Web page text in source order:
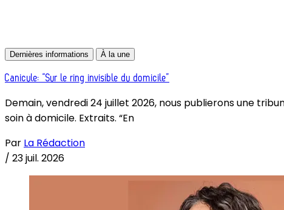
Dernières informations À la une
Canicule: “Sur le ring invisible du domicile”
Demain, vendredi 24 juillet 2026, nous publierons une
soin à domicile. Extraits. “En
Par La Rédaction
/ 23 juil. 2026